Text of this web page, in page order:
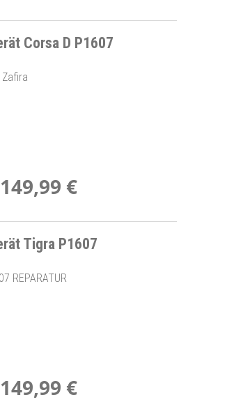
Corsa D P1607
149,99 €
Tigra P1607
REPARATUR
149,99 €